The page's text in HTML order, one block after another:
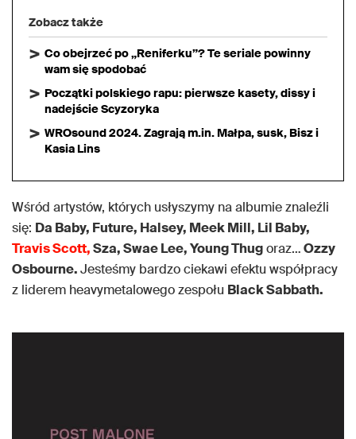
Zobacz także
Co obejrzeć po „Reniferku”? Te seriale powinny
wam się spodobać
Początki polskiego rapu: pierwsze kasety, dissy i
nadejście Scyzoryka
WROsound 2024. Zagrają m.in. Małpa, susk, Bisz i
Kasia Lins
Wśród artystów, których usłyszymy na albumie znaleźli
się: Da Baby, Future, Halsey, Meek Mill, Lil Baby,
Travis Scott,Sza, Swae Lee, Young Thugoraz…Ozzy
Osbourne.Jesteśmy bardzo ciekawi efektu współpracy
z liderem heavymetalowego zespołu Black Sabbath.